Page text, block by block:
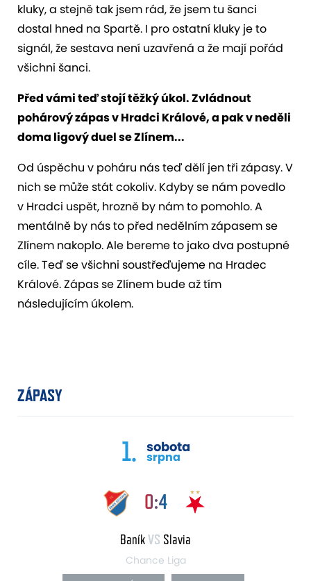
kluky, a stejně tak jsem rád, že jsem tu šanci
dostal hned na Spartě. I pro ostatní kluky je to
signál, že sestava není uzavřená a že mají pořád
všichni šanci.
Před vámi teď stojí těžký úkol. Zvládnout
pohárový zápas v Hradci Králové, a pak v neděli
doma ligový duel se Zlínem...
Od úspěchu v poháru nás teď dělí jen tři zápasy. V
nich se může stát cokoliv. Kdyby se nám povedlo
v Hradci uspět, hrozně by nám to pomohlo. A
mentálně by nás to před nedělním zápasem se
Zlínem nakoplo. Ale bereme to jako dva postupné
cíle. Teď se všichni soustřeďujeme na Hradec
Králové. Zápas se Zlínem bude až tím
následujícím úkolem.
ZÁPASY
1. sobota
srpna
0:4
BaníkVS Slavia
Chance Liga